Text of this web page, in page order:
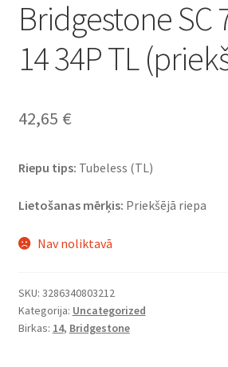
Bridgestone SC
14 34P TL
42,65 €
Riepu tips: Tubeless (TL)
Lietošanas mērķis: Priekšējā riepa
Nav noliktavā
SKU: 3286340803212
Kategorija: Uncategorized
Birkas: 14, Bridgestone